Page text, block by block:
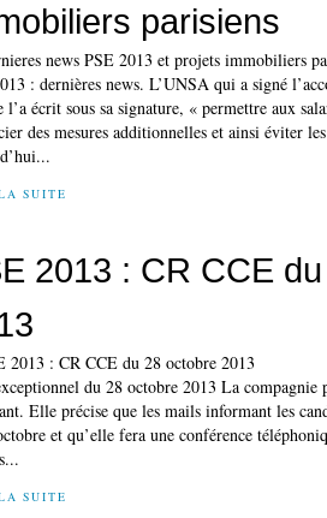
parisiens
: dernières news. L’UNSA qui a signé
l’a écrit sous sa signature, « permettre aux
des mesures additionnelles et ainsi éviter
SUITE
2013 : CR CCE
du 28 octobre 2013 La compagnie
Elle précise que les mails informant les
et qu’elle fera une conférence
SUITE